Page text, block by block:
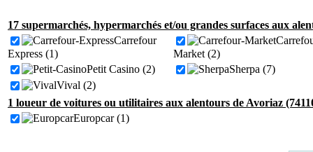
17 supermarchés, hypermarchés et/ou grandes surfaces aux
Carrefour
Express (1)
Market (2)
Petit Casino (2)
Sherpa (7)
Vival (2)
1 loueur de voitures ou utilitaires aux alentours de Avoriaz
Europcar (1)